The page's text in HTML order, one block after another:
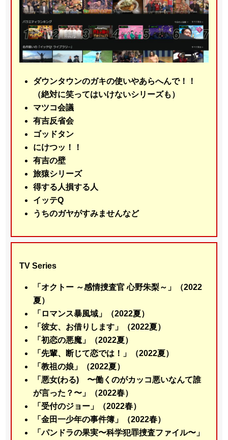
ダウンタウンのガキの使いやあらへんで！！
（絶対に笑ってはいけないシリーズも）
マツコ会議
有吉反省会
ゴッドタン
にけつッ！！
有吉の壁
旅猿シリーズ
得する人損する人
イッテQ
うちのガヤがすみませんなど
TV Series
「オクトー ～感情捜査官 心野朱梨～」（2022
夏）
「ロマンス暴風域」（2022夏）
「彼女、お借りします」（2022夏）
「初恋の悪魔」（2022夏）
「先輩、断じて恋では！」（2022夏）
「教祖の娘」（2022夏）
「悪女(わる) 〜働くのがカッコ悪いなんて誰
が言った？〜」（2022春）
「受付のジョー」（2022春）
「金田一少年の事件簿」（2022春）
「パンドラの果実〜科学犯罪捜査ファイル〜」